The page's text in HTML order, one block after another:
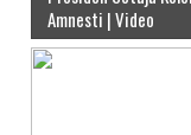
Amnesti | Video